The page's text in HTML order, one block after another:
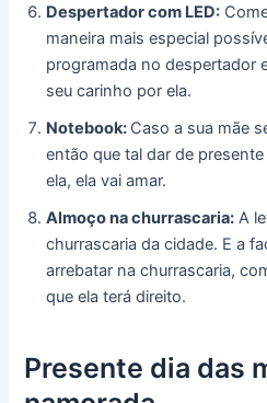
Despertador com LED:
maneira mais especial
programada no despertador
seu carinho por ela.
Notebook: Caso a sua mãe
então que tal dar de
ela, ela vai amar.
Almoço na churrascaria: A
churrascaria da cidade. E a
arrebatar na churrascaria,
que ela terá direito.
Presente dia das